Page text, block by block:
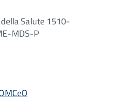
Salute 1510-
MDS-P